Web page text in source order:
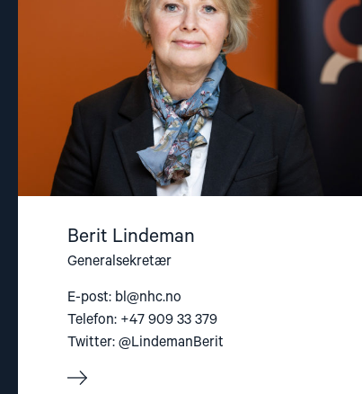
Berit Lindeman
Generalsekretær
E-post: bl@nhc.no
Telefon: +47 909 33 379
Twitter: @LindemanBerit